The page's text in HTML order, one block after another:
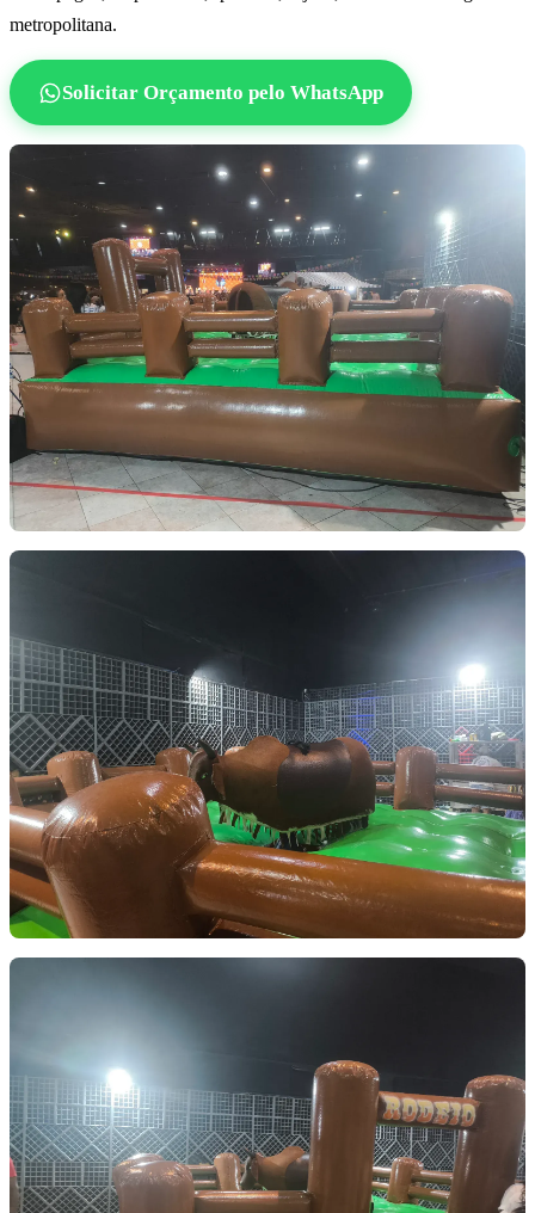
metropolitana.
Solicitar Orçamento pelo WhatsApp